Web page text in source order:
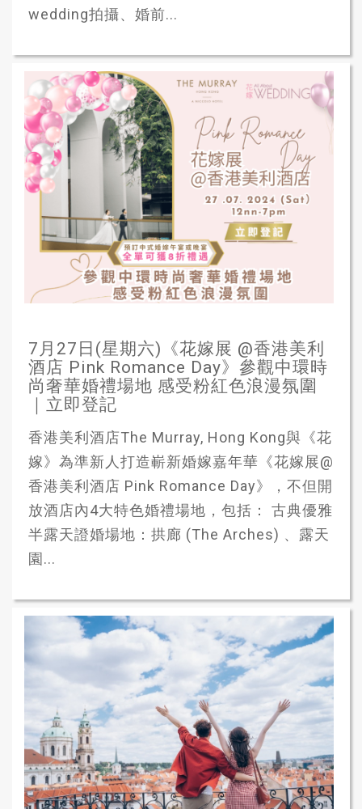
wedding拍攝、婚前...
7月27日(星期六)《花嫁展 @香港美利
酒店 Pink Romance Day》參觀中環時
尚奢華婚禮場地 感受粉紅色浪漫氛圍
｜立即登記
香港美利酒店The Murray, Hong Kong與《花
嫁》為準新人打造嶄新婚嫁嘉年華《花嫁展@
香港美利酒店 Pink Romance Day》，不但開
放酒店內4大特色婚禮場地，包括： 古典優雅
半露天證婚場地：拱廊 (The Arches) 、露天
園...